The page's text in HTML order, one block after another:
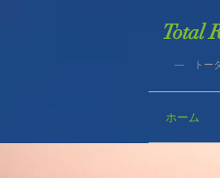
Total
― トータ
ホーム